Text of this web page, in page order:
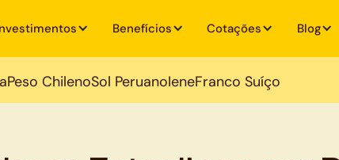
Benefícios Cotações Blog
Peso ChilenoSol PeruanoIeneFranco Suíço